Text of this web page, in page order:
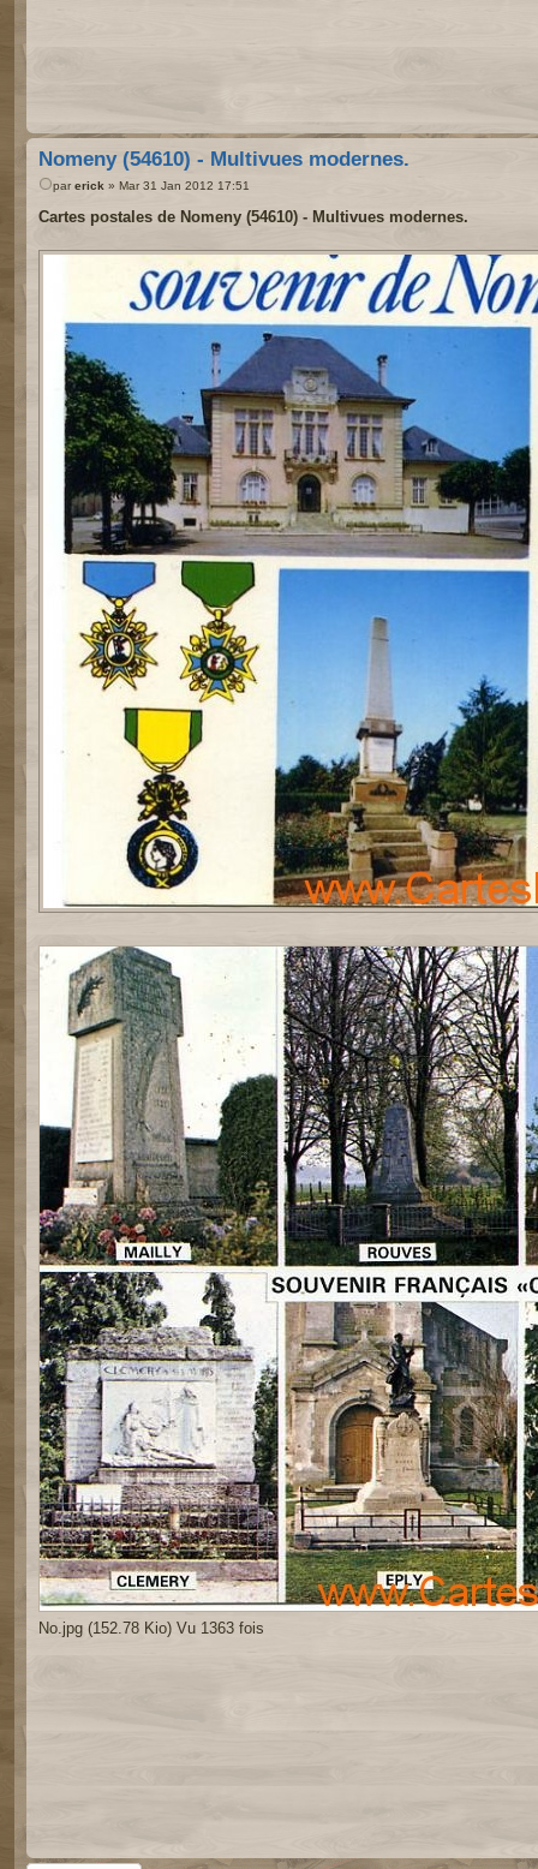
Nomeny (54610) - Multivues modernes.
par erick » Mar 31 Jan 2012 17:51
Cartes postales de Nomeny (54610) - Multivues modernes.
No.jpg (152.78 Kio) Vu 1363 fois